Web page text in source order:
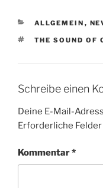
KATEGORIEN
ALLGEMEIN ,
THE SOUND OF
Schreibe einen
Deine E-Mail-
Erforderliche
Kommentar*